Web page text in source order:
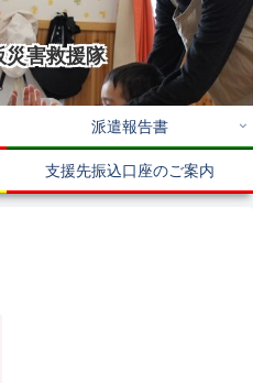
害救援隊
派遣報告書
支援先振込口座のご案内